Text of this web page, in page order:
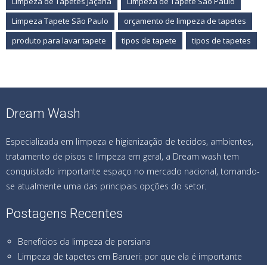
Limpeza Tapete São Paulo
orçamento de limpeza de tapetes
produto para lavar tapete
tipos de tapete tipos de tapetes
Dream Wash
Especializada em limpeza e higienização de tecidos, ambientes,
tratamento de pisos e limpeza em geral, a Dream wash tem
conquistado importante espaço no mercado nacional, tornando-
se atualmente uma das principais opções do setor.
Postagens Recentes
Benefícios da limpeza de persiana
Limpeza de tapetes em Barueri: por que ela é importante